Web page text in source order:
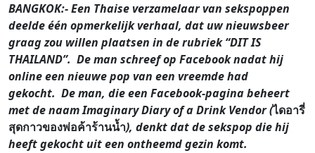
BANGKOK:- Een Thaise verzamelaar van sekspoppen
deelde één opmerkelijk verhaal, dat uw nieuwsbeer
graag zou willen plaatsen in de rubriek “DIT IS
THAILAND”. De man schreef op Facebook nadat hij
online een nieuwe pop van een vreemde had
gekocht. De man, die een Facebook-pagina beheert
met de naam Imaginary Diary of a Drink Vendor (ไดอารี่
สุดกาวของพ่อค้าร้านน้ำ), denkt dat de sekspop die hij
heeft gekocht uit een ontheemd gezin komt.